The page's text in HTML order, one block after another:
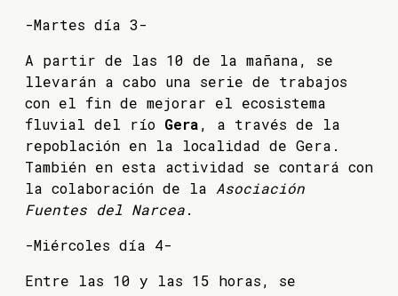
-Martes día 3-
A partir de las 10 de la mañana, se
llevarán a cabo una serie de trabajos
con el fin de mejorar el ecosistema
fluvial del río Gera, a través de la
repoblación en la localidad de Gera.
También en esta actividad se contará con
la colaboración de la Asociación
Fuentes del Narcea.
-Miércoles día 4-
Entre las 10 y las 15 horas, se